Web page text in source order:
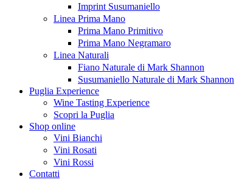
Imprint Susumaniello
Linea Prima Mano
Prima Mano Primitivo
Prima Mano Negramaro
Linea Naturali
Fiano Naturale di Mark Shannon
Susumaniello Naturale di Mark Shannon
Puglia Experience
Wine Tasting Experience
Scopri la Puglia
Shop online
Vini Bianchi
Vini Rosati
Vini Rossi
Contatti